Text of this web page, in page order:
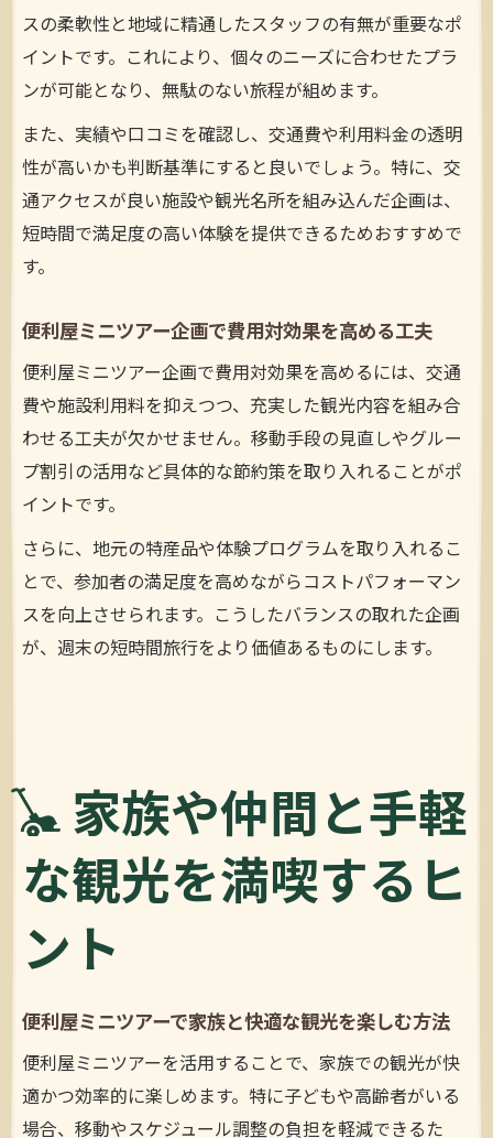
スの柔軟性と地域に精通したスタッフの有無が重要なポ
イントです。これにより、個々のニーズに合わせたプラ
ンが可能となり、無駄のない旅程が組めます。
また、実績や口コミを確認し、交通費や利用料金の透明
性が高いかも判断基準にすると良いでしょう。特に、交
通アクセスが良い施設や観光名所を組み込んだ企画は、
短時間で満足度の高い体験を提供できるためおすすめで
す。
便利屋ミニツアー企画で費用対効果を高める工夫
便利屋ミニツアー企画で費用対効果を高めるには、交通
費や施設利用料を抑えつつ、充実した観光内容を組み合
わせる工夫が欠かせません。移動手段の見直しやグルー
プ割引の活用など具体的な節約策を取り入れることがポ
イントです。
さらに、地元の特産品や体験プログラムを取り入れるこ
とで、参加者の満足度を高めながらコストパフォーマン
スを向上させられます。こうしたバランスの取れた企画
が、週末の短時間旅行をより価値あるものにします。
家族や仲間と手軽
な観光を満喫するヒ
ント
便利屋ミニツアーで家族と快適な観光を楽しむ方法
便利屋ミニツアーを活用することで、家族での観光が快
適かつ効率的に楽しめます。特に子どもや高齢者がいる
場合、移動やスケジュール調整の負担を軽減できるた